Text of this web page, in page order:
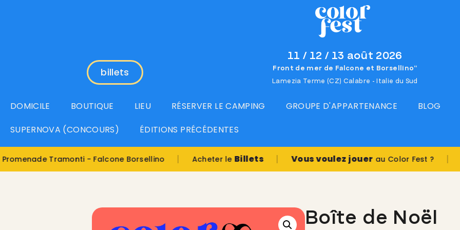
billets
11 / 12 / 13 août 2026
Front de mer de Falcone et Borsellino“
Lamezia Terme (CZ) Calabre - Italie du Sud
DOMICILE BOUTIQUE LIEU RÉSERVER LE CAMPING GROUPE D'APPARTENANCE BLOG
SUPERNOVA (CONCOURS)
ÉDITIONS PRÉCÉDENTES
Tramonti - Falcone Borsellino | Acheter leBillets | Vous voulez jouer au Color Fest ? |
Boîte de Noël